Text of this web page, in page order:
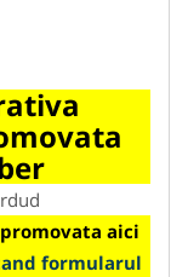
aici
formularul